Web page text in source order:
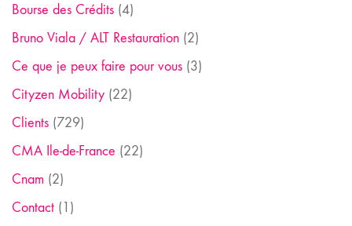
Bourse des Crédits (4)
Bruno Viala / ALT Restauration (2)
Ce que je peux faire pour vous (3)
Cityzen Mobility (22)
Clients (729)
CMA Ile-de-France (22)
Cnam (2)
Contact (1)